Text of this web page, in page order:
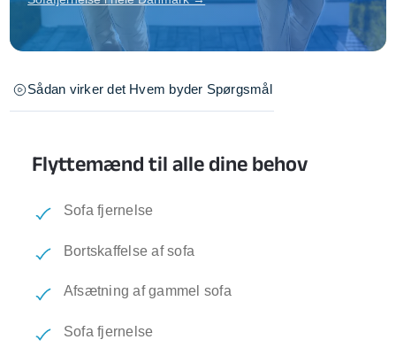
Sådan virker det Hvem byder Spørgsmål
Flyttemænd til alle dine behov
Sofa fjernelse
Bortskaffelse af sofa
Afsætning af gammel sofa
Sofa fjernelse